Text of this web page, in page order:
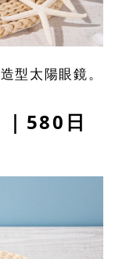
型太陽眼鏡。
580日